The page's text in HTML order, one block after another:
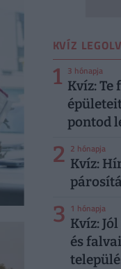
KVÍZ
1 3 hónapja
Kvíz:
pontod
2 2 hónapja
Kvíz:
3 1 hónapja
Kvíz:
és